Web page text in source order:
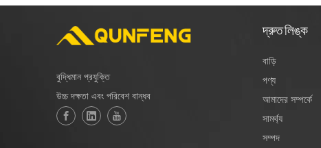
বুদ্ধিমান প্রযুক্তি
উচ্চ দক্ষতা এবং পরিবেশ বান্ধব
দ্রুত লিঙ্ক
বাড়ি
পণ্য
আমাদের সম্পর্কে
সামর্থ্য
সম্পদ